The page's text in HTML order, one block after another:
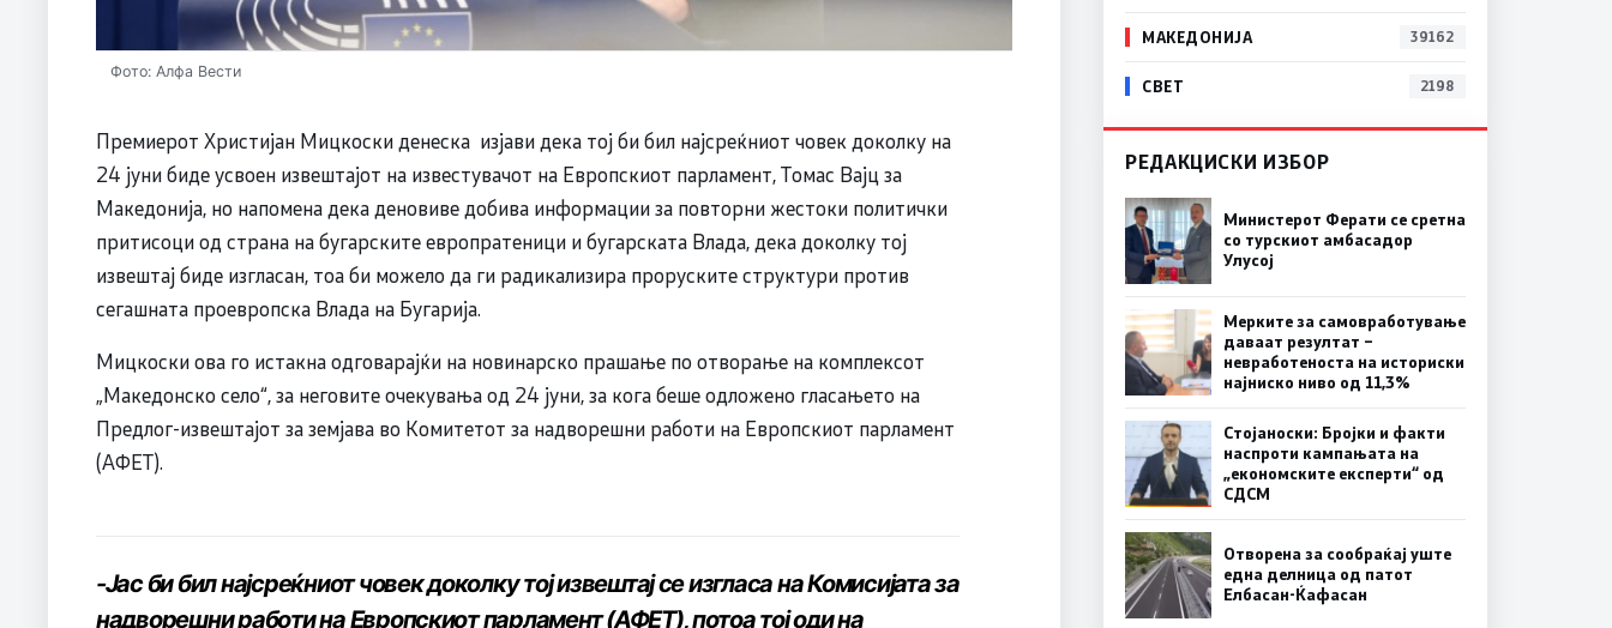
Фото: Алфа Вести
Премиерот Христијан Мицкоски денеска изјави дека тој би бил најсреќниот човек доколку на
24 јуни биде усвоен извештајот на известувачот на Европскиот парламент, Томас Вајц за
Македонија, но напомена дека деновиве добива информации за повторни жестоки политички
притисоци од страна на бугарските европратеници и бугарската Влада, дека доколку тој
извештај биде изгласан, тоа би можело да ги радикализира проруските структури против
сегашната проевропска Влада на Бугарија.
Мицкоски ова го истакна одговарајќи на новинарско прашање по отворање на комплексот
„Македонско село“, за неговите очекувања од 24 јуни, за кога беше одложено гласањето на
Предлог-извештајот за земјава во Комитетот за надворешни работи на Европскиот парламент
(АФЕТ).
-Јас би бил најсреќниот човек доколку тој извештај се изгласа на Комисијата за
надворешни работи на Европскиот парламент (АФЕТ), потоа тој оди на
МАКЕДОНИЈА 39162
СВЕТ 2198
РЕДАКЦИСКИ ИЗБОР
Министерот Ферати се сретна
со турскиот амбасадор
Улусој
Мерките за самовработување
даваат резултат –
невработеноста на историски
најниско ниво од 11,3%
Стојаноски: Бројки и факти
наспроти кампањата на
„економските експерти“ од
СДСM
Отворена за сообраќај уште
една делница од патот
Елбасан-Ќафасан